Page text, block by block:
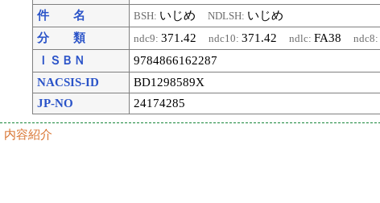
件 名 BSH: いじめNDLSH: いじめ
分 類
ndc9:371.42ndc10:371.42ndlc:FA38ndc8:
ＩＳＢＮ
9784866162287
NACSIS-ID
BD1298589X
JP-NO
24174285
内容紹介